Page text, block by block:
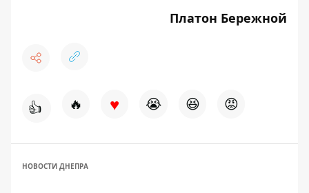
Платон Бережной
👍 🔥 ♥ 😭 😆 😡
НОВОСТИ ДНЕПРА